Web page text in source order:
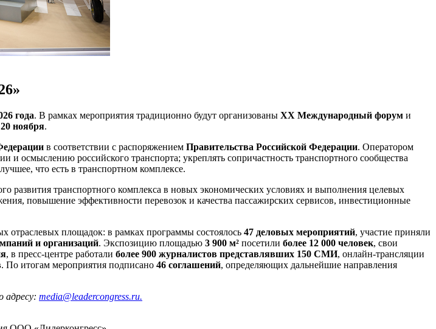
года. В рамках мероприятия традиционно будут организованы XX Международный форум и
ноября.
в соответствии с распоряжением Правительства Российской Федерации. Оператором
и осмыслению российского транспорта; укреплять сопричастность транспортного сообщества
что есть в транспортном комплексе.
транспортного комплекса в новых экономических условиях и выполнения целевых
повышение эффективности перевозок и качества пассажирских сервисов, инвестиционные
отраслевых площадок: в рамках программы состоялось 47 деловых мероприятий, участие приняли
и организаций. Экспозицию площадью 3 900 м² посетили более 12 000 человек, свои
, в пресс-центре работали более 900 журналистов представлявших 150 СМИ, онлайн-трансляции
. По итогам мероприятия подписано 46 соглашений, определяющих дальнейшие направления
адресу: media@leadercongress.ru.